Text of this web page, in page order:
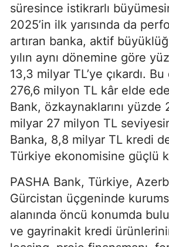
süresince istikrarlı
2025’in ilk yarısında da
artıran banka, aktif
yılın aynı dönemine göre
13,3 milyar TL’ye çıkardı.
276,6 milyon TL kâr elde
Bank, özkaynaklarını yüzde
milyar 27 milyon TL
Banka, 8,8 milyar TL kredi
Türkiye ekonomisine güçlü
PASHA Bank, Türkiye,
Gürcistan üçgeninde
alanında öncü konumda
ve gayrinakit kredi